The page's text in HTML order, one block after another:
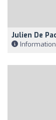
Julien De